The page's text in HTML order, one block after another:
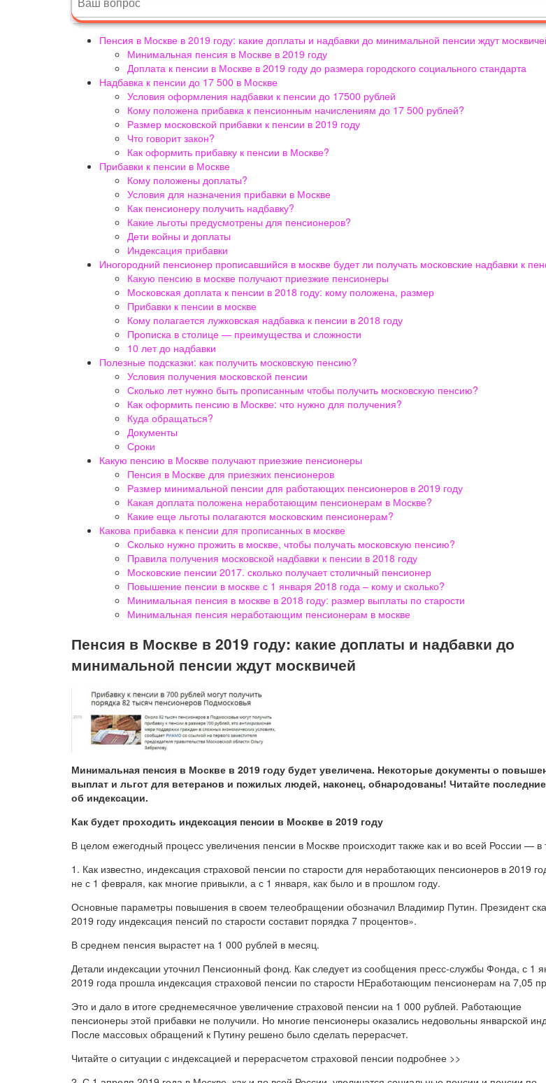
Пенсия в Москве в 2019 году: какие доплаты и надбавки до минимальной пенсии ждут
Минимальная пенсия в Москве в 2019 году
Доплата к пенсии в Москве в 2019 году до размера городского социального стандарта
Надбавка к пенсии до 17 500 в Москве
Условия оформления надбавки к пенсии до 17500 рублей
Кому положена прибавка к пенсионным начислениям до 17 500 рублей?
Размер московской прибавки к пенсии в 2019 году
Что говорит закон?
Как оформить прибавку к пенсии в Москве?
Прибавки к пенсии в Москве
Кому положены доплаты?
Условия для назначения прибавки в Москве
Как пенсионеру получить надбавку?
Какие льготы предусмотрены для пенсионеров?
Дети войны и доплаты
Индексация прибавки
Иногородний пенсионер прописавшийся в москве будет ли получать московские надбавки к
Какую пенсию в москве получают приезжие пенсионеры
Московская доплата к пенсии в 2018 году: кому положена, размер
Прибавки к пенсии в москве
Кому полагается лужковская надбавка к пенсии в 2018 году
Прописка в столице — преимущества и сложности
10 лет до надбавки
Полезные подсказки: как получить московскую пенсию?
Условия получения московской пенсии
Сколько лет нужно быть прописанным чтобы получить московскую пенсию?
Как оформить пенсию в Москве: что нужно для получения?
Куда обращаться?
Документы
Сроки
Какую пенсию в Москве получают приезжие пенсионеры
Пенсия в Москве для приезжих пенсионеров
Размер минимальной пенсии для работающих пенсионеров в 2019 году
Какая доплата положена неработающим пенсионерам в Москве?
Какие еще льготы полагаются московским пенсионерам?
Какова прибавка к пенсии для прописанных в москве
Сколько нужно прожить в москве, чтобы получать московскую пенсию?
Правила получения московской надбавки к пенсии в 2018 году
Московские пенсии 2017. сколько получает столичный пенсионер
Повышение пенсии в москве с 1 января 2018 года – кому и сколько?
Минимальная пенсия в москве в 2018 году: размер выплаты по старости
Минимальная пенсия неработающим пенсионерам в москве
Пенсия в Москве в 2019 году: какие доплаты и надбавки до
минимальной пенсии ждут москвичей
Минимальная пенсия в Москве в 2019 году будет увеличена. Некоторые документы о
выплат и льгот для ветеранов и пожилых людей, наконец, обнародованы! Читайте
об индексации.
Как будет проходить индексация пенсии в Москве в 2019 году
В целом ежегодный процесс увеличения пенсии в Москве происходит также как и во всей России — в
1. Как известно, индексация страховой пенсии по старости для неработающих пенсионеров в 2019
не с 1 февраля, как многие привыкли, а с 1 января, как было и в прошлом году.
Основные параметры повышения в своем телеобращении обозначил Владимир Путин. Президент
2019 году индексация пенсий по старости составит порядка 7 процентов».
В среднем пенсия вырастет на 1 000 рублей в месяц.
Детали индексации уточнил Пенсионный фонд. Как следует из сообщения пресс-службы Фонда, с 1
2019 года прошла индексация страховой пенсии по старости НЕработающим пенсионерам на 7,05
Это и дало в итоге среднемесячное увеличение страховой пенсии на 1 000 рублей. Работающие
пенсионеры этой прибавки не получили. Но многие пенсионеры оказались недовольны январской
После массовых обращений к Путину решено было сделать перерасчет.
Читайте о ситуации с индексацией и перерасчетом страховой пенсии подробнее >>